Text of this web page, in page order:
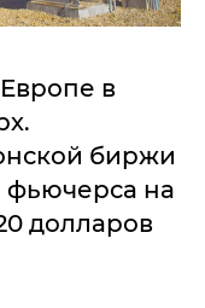
в
биржи
фьючерса на
долларов